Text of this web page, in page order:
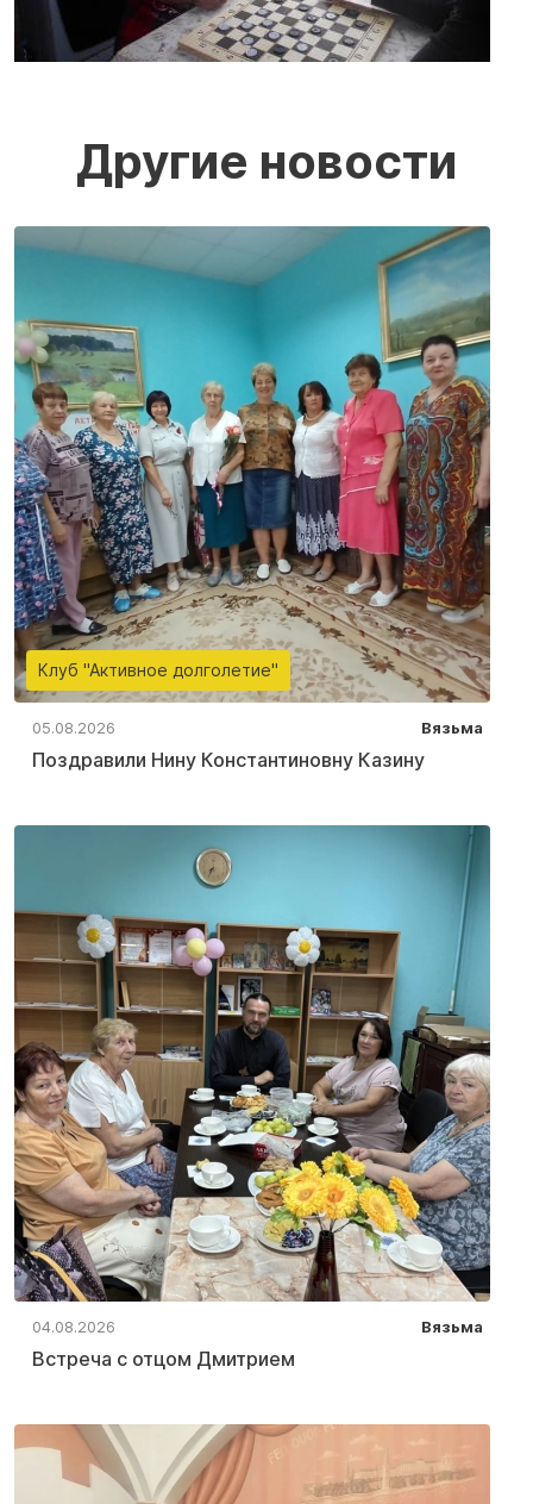
Другие новости
Клуб "Активное долголетие"
05.08.2026 Вязьма
Поздравили Нину Константиновну Казину
04.08.2026 Вязьма
Встреча с отцом Дмитрием